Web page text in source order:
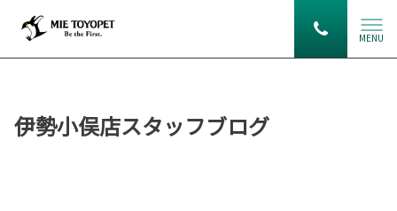
MENU
伊勢小俣店スタッフブログ